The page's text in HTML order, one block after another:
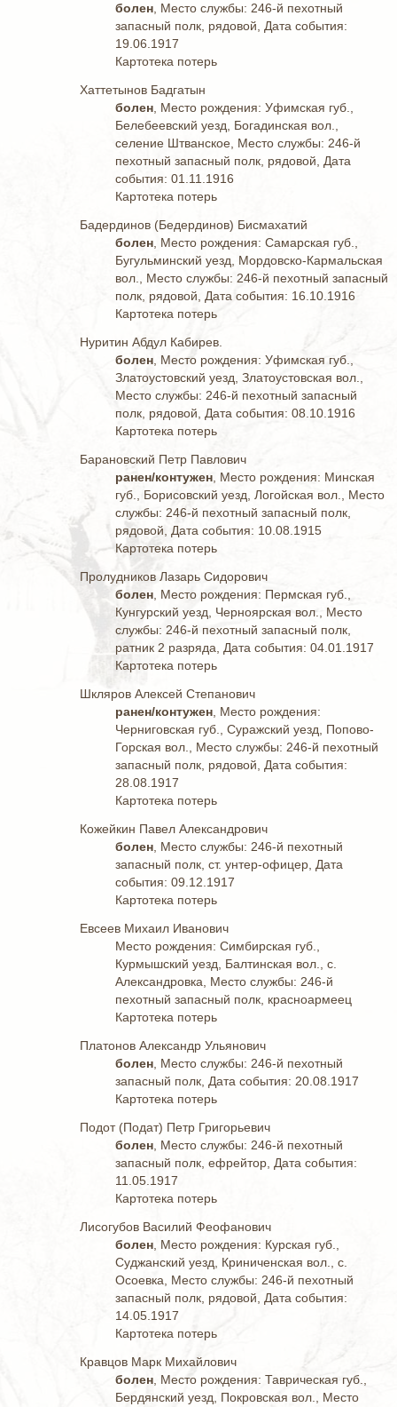
болен , Место службы: 246-й пехотный
запасный полк, рядовой, Дата события:
19.06.1917
Картотека потерь
Хаттетынов Бадгатын
болен , Место рождения: Уфимская губ.,
Белебеевский уезд, Богадинская вол.,
селение Штванское, Место службы: 246-й
пехотный запасный полк, рядовой, Дата
события: 01.11.1916
Картотека потерь
Бадердинов (Бедердинов) Бисмахатий
болен , Место рождения: Самарская губ.,
Бугульминский уезд, Мордовско-Кармальская
вол., Место службы: 246-й пехотный запасный
полк, рядовой, Дата события: 16.10.1916
Картотека потерь
Нуритин Абдул Кабирев.
болен , Место рождения: Уфимская губ.,
Златоустовский уезд, Златоустовская вол.,
Место службы: 246-й пехотный запасный
полк, рядовой, Дата события: 08.10.1916
Картотека потерь
Барановский Петр Павлович
ранен/контужен , Место рождения: Минская
губ., Борисовский уезд, Логойская вол., Место
службы: 246-й пехотный запасный полк,
рядовой, Дата события: 10.08.1915
Картотека потерь
Пролудников Лазарь Сидорович
болен , Место рождения: Пермская губ.,
Кунгурский уезд, Черноярская вол., Место
службы: 246-й пехотный запасный полк,
ратник 2 разряда, Дата события: 04.01.1917
Картотека потерь
Шкляров Алексей Степанович
ранен/контужен , Место рождения:
Черниговская губ., Суражский уезд, Попово-
Горская вол., Место службы: 246-й пехотный
запасный полк, рядовой, Дата события:
28.08.1917
Картотека потерь
Кожейкин Павел Александрович
болен , Место службы: 246-й пехотный
запасный полк, ст. унтер-офицер, Дата
события: 09.12.1917
Картотека потерь
Евсеев Михаил Иванович
Место рождения: Симбирская губ.,
Курмышский уезд, Балтинская вол., с.
Александровка, Место службы: 246-й
пехотный запасный полк, красноармеец
Картотека потерь
Платонов Александр Ульянович
болен , Место службы: 246-й пехотный
запасный полк, Дата события: 20.08.1917
Картотека потерь
Подот (Подат) Петр Григорьевич
болен , Место службы: 246-й пехотный
запасный полк, ефрейтор, Дата события:
11.05.1917
Картотека потерь
Лисогубов Василий Феофанович
болен , Место рождения: Курская губ.,
Суджанский уезд, Криниченская вол., с.
Осоевка, Место службы: 246-й пехотный
запасный полк, рядовой, Дата события:
14.05.1917
Картотека потерь
Кравцов Марк Михайлович
болен , Место рождения: Таврическая губ.,
Бердянский уезд, Покровская вол., Место